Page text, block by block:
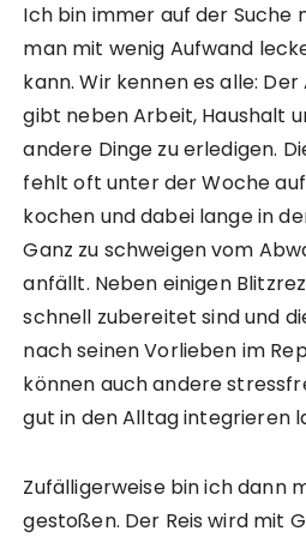
Ich bin immer auf der Suche
man mit wenig Aufwand
kann. Wir kennen es alle:
gibt neben Arbeit, Haushalt
andere Dinge zu erledigen.
fehlt oft unter der Woche
kochen und dabei lange in
Ganz zu schweigen vom
anfällt. Neben einigen
schnell zubereitet sind und
nach seinen Vorlieben im
können auch andere
gut in den Alltag integrieren
Zufälligerweise bin ich dann
gestoßen. Der Reis wird mit